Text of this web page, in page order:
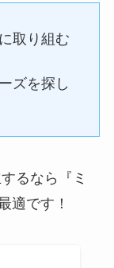
取り組む
ズを探し
るなら『ミ
適です！